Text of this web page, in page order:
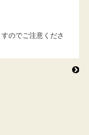
のでご注意くださ